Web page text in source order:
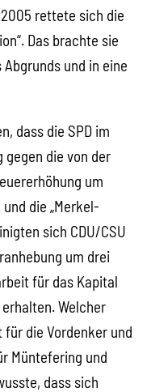
rettete sich die
Das brachte sie
und in eine
dass die SPD im
die von der
um
die „Merkel-
sich CDU/CSU
um drei
für das Kapital
Welcher
die Vordenker und
Müntefering und
dass sich